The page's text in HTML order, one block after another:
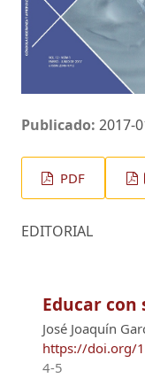
Publicado: 2017-
PDF
EDITORIAL
Educar
José Joaquín
https://doi.org/
4-5